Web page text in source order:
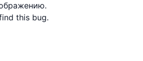
this bug.